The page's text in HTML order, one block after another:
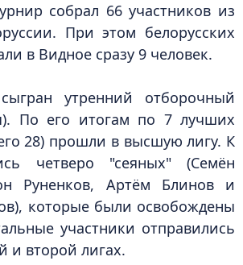
собрал 66 участников из
При этом белорусских
в Видное сразу 9 человек.
утренний отборочный
По его итогам по 7 лучших
28) прошли в высшую лигу. К
четверо "сеяных" (Семён
Руненков, Артём Блинов и
которые были освобождены
участники отправились
и второй лигах.